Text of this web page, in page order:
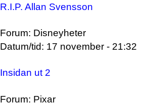
R.I.P. Allan Svensson
Forum: Disneyheter
Datum/tid: 17 november - 21:32
Insidan ut 2
Forum: Pixar